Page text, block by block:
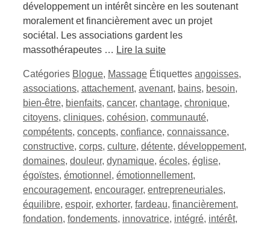
développement un intérêt sincère en les soutenant
moralement et financièrement avec un projet
sociétal. Les associations gardent les
massothérapeutes … Lire la suite
Catégories Blogue, Massage Étiquettes angoisses,
associations, attachement, avenant, bains, besoin,
bien-être, bienfaits, cancer, chantage, chronique,
citoyens, cliniques, cohésion, communauté,
compétents, concepts, confiance, connaissance,
constructive, corps, culture, détente, développement,
domaines, douleur, dynamique, écoles, église,
égoïstes, émotionnel , émotionnellement,
encouragement, encourager, entrepreneuriales,
équilibre, espoir, exhorter, fardeau, financièrement,
fondation, fondements, innovatrice, intégré, intérêt,